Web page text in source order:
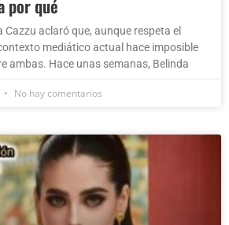
por qué
aclaró que, aunque respeta el
mediático actual hace imposible
ambas. Hace unas semanas, Belinda
No hay comentarios